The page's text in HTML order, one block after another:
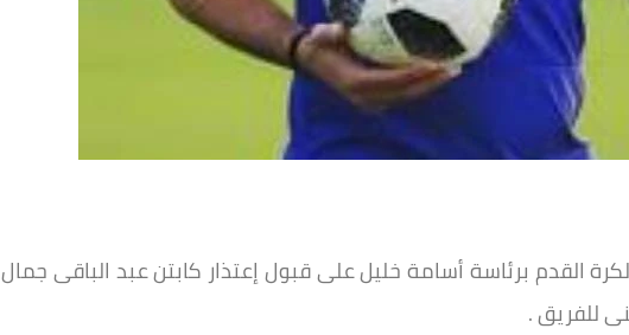
القدم برئاسة أسامة خليل على قبول إعتذار كابتن عبد الباقى جمال
للفريق .